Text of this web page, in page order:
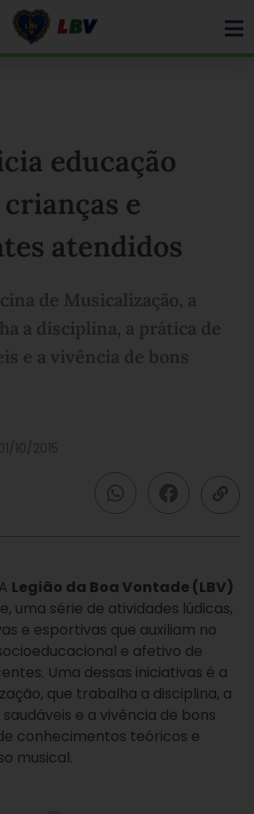
educação
e
atendidos
de Musicalização, a
a disciplina, a prática de
e a vivência de bons
10/2015
A Legião da Boa Vontade (LBV)
uma série de atividades lúdicas,
e esportivas que auxiliam no
e afetivo de
Uma dessas iniciativas é a
que trabalha a disciplina, a
e a vivência de bons
conhecimentos teóricos e
musical.